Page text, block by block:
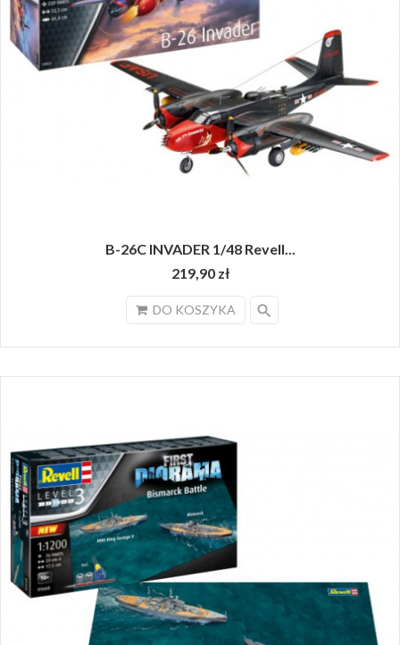
B-26C INVADER 1/48 Revell...
219,90 zł
DO KOSZYKA search